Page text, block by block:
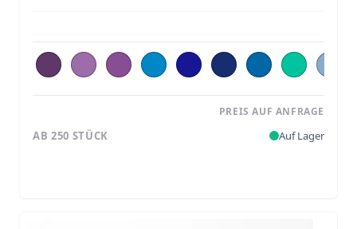
PREIS AUF ANFRAGE
AB 250 STÜCK Auf Lager